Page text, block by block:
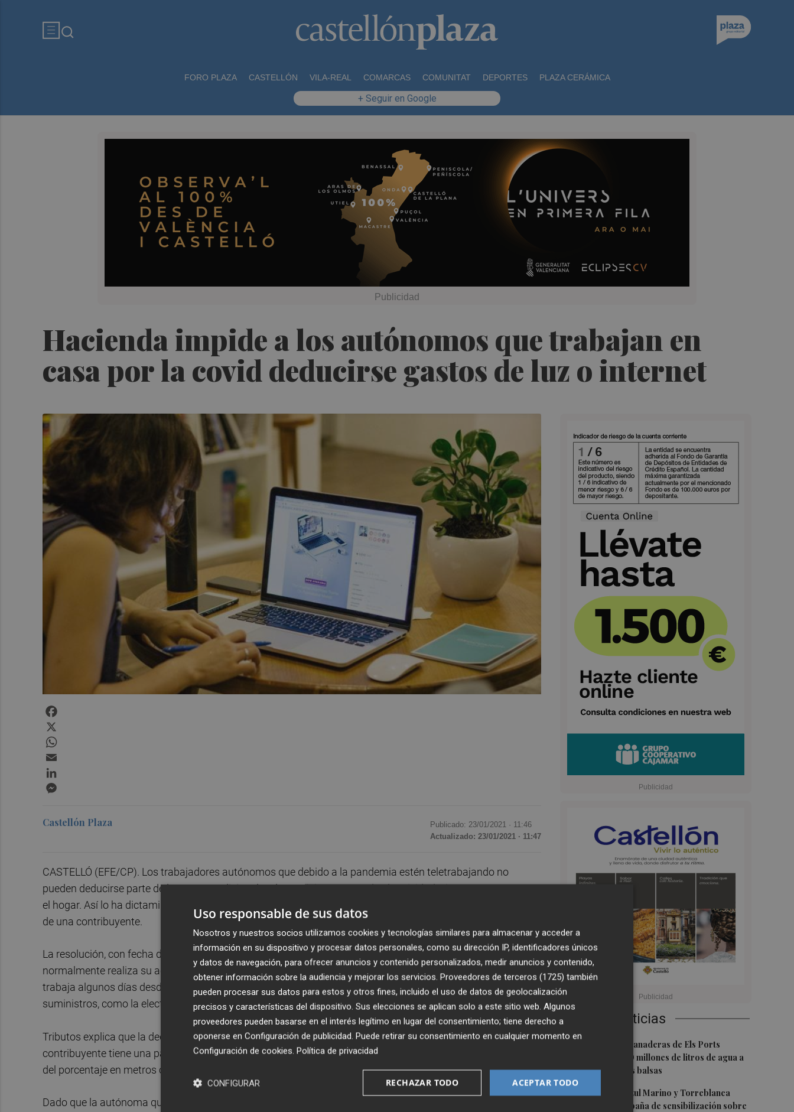
FORO PLAZA CASTELLÓN VILA-REAL COMARCAS COMUNITAT DEPORTES PLAZA CERÁMICA
+ Seguir en Google
Hacienda impide a los autónomos que trabajan en
casa por la covid deducirse gastos de luz o internet
Últimas Noticias
Explotaciones ganaderas de Els Ports
contarán con 20 millones de litros de agua a
través de nuevas balsas
2La Fundación Azul Marino y Torreblanca
inician una campaña de sensibilización sobre
Castellón Plaza Publicado: 23/01/2021 · 11:46
Actualizado: 23/01/2021 · 11:47
CASTELLÓ (EFE/CP). Los trabajadores autónomos que debido a la pandemia estén teletrabajando no
pueden deducirse parte de los gastos adicionales de suministros como la electricidad e internet que soporta
el hogar. Así lo ha dictaminado la Dirección General de Tributos en una resolución en respuesta a la pregunta
de una contribuyente.
La resolución, con fecha del 11 de noviembre de 2020, responde a una consulta de una autónoma que
normalmente realiza su actividad en un despacho, pero que, debido a la situación de pandemia, ahora
trabaja algunos días desde su vivienda, por lo que reclama poder deducirse los gastos de algunos
suministros, como la electricidad o internet.
Tributos explica que la deducción de los suministros de la vivienda solo puede aplicarse cuando el
contribuyente tiene una parte del domicilio dedicado a la actividad ya que, de hecho, la deducción depende
del porcentaje en metros cuadrados de superficie de uso profesional.
Dado que la autónoma que hace la consulta solo utiliza su vivienda como lugar de trabajo "por una
Uso responsable de sus datos
Nosotros y nuestros socios utilizamos cookies y tecnologías similares para almacenar y acceder a
información en su dispositivo y procesar datos personales, como su dirección IP, identificadores únicos
y datos de navegación, para ofrecer anuncios y contenido personalizados, medir anuncios y contenido,
obtener información sobre la audiencia y mejorar los servicios. Proveedores de terceros (1725) también
pueden procesar sus datos para estos y otros fines, incluido el uso de datos de geolocalización
precisos y características del dispositivo. Sus elecciones se aplican solo a este sitio web. Algunos
proveedores pueden basarse en el interés legítimo en lugar del consentimiento; tiene derecho a
oponerse en Configuración de publicidad. Puede retirar su consentimiento en cualquier momento en
Configuración de cookies. Política de privacidad
ACEPTAR TODO
RECHAZAR TODO
CONFIGURAR